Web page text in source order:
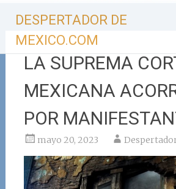
contenido
DESPERTADOR DE
MEXICO.COM
LA SUPREMA
MEXICANA
POR
mayo 20, 2023